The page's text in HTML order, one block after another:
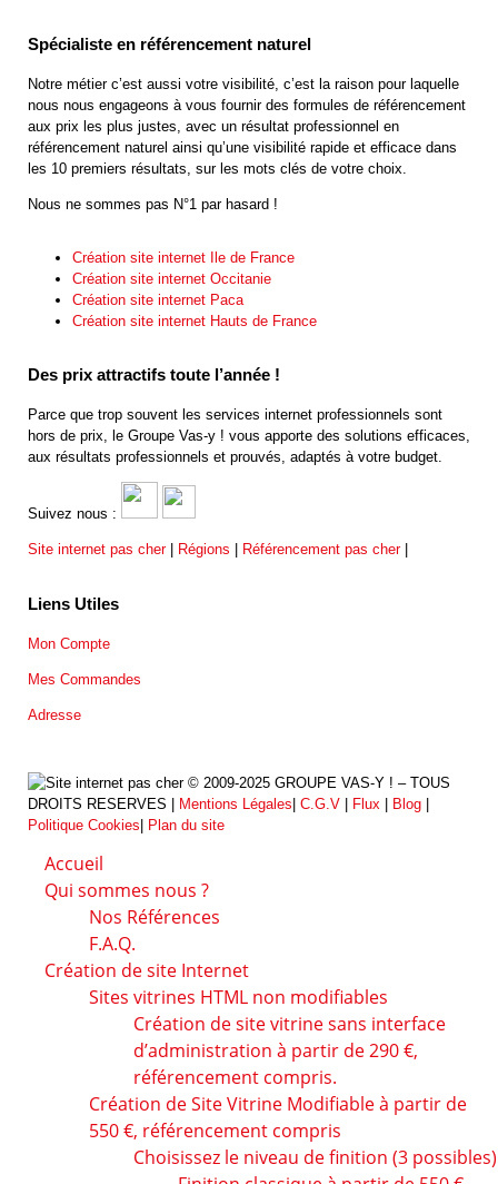
Spécialiste en référencement naturel
Notre métier c’est aussi votre visibilité, c’est la raison pour laquelle
nous nous engageons à vous fournir des formules de référencement
aux prix les plus justes, avec un résultat professionnel en
référencement naturel ainsi qu’une visibilité rapide et efficace dans
les 10 premiers résultats, sur les mots clés de votre choix.
Nous ne sommes pas N°1 par hasard !
Création site internet Ile de France
Création site internet Occitanie
Création site internet Paca
Création site internet Hauts de France
Des prix attractifs toute l’année !
Parce que trop souvent les services internet professionnels sont
hors de prix, le Groupe Vas-y ! vous apporte des solutions efficaces,
aux résultats professionnels et prouvés, adaptés à votre budget.
Suivez nous :
Site internet pas cher| Régions Référencement pas cher|
Liens Utiles
Mon Compte
Mes Commandes
Adresse
© 2009-2025 GROUPE VAS-Y ! – TOUS
DROITS RESERVES |
Mentions Légales C.G.V Flux Blog
Politique Cookies
Plan du site
Accueil
Qui sommes nous ?
Nos Références
F.A.Q.
Création de site Internet
Sites vitrines HTML non modifiables
Création de site vitrine sans interface
d’administration à partir de 290 €,
référencement compris.
Création de Site Vitrine Modifiable à partir de
550 €, référencement compris
Choisissez le niveau de finition (3 possibles)